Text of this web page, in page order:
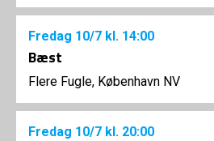
Fredag 10/7 kl. 14:00
Bæst
Flere Fugle, København NV
Fredag 10/7 kl. 20:00